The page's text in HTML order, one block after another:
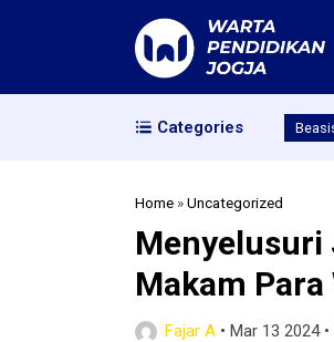
Categories
Home »Uncategorized
Menyelusuri
Makam
Fajar A • Mar 13 2024•